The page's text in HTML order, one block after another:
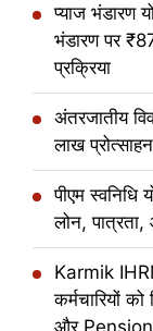
प्याज भंडारण
भंडारण पर
प्रक्रिया
अंतरजातीय
लाख
पीएम
लोन,
Karmik
कर्मचारियों
और Pension